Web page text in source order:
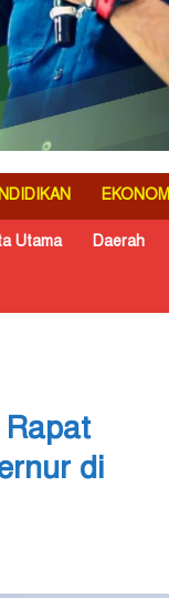
EKONOMI
Utama Daerah
Rapat
di